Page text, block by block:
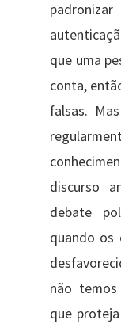
que uma
conta,
falsas.
discurso
debate
quando os
não
que